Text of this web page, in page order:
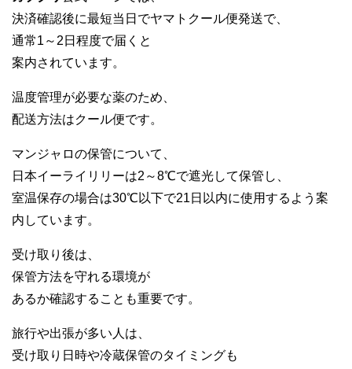
決済確認後に最短当日でヤマトクール便発送で、
通常1～2日程度で届くと
案内されています。
温度管理が必要な薬のため、
配送方法はクール便です。
マンジャロの保管について、
日本イーライリリーは2～8℃で遮光して保管し、
室温保存の場合は30℃以下で21日以内に使用するよう案
内しています。
受け取り後は、
保管方法を守れる環境が
あるか確認することも重要です。
旅行や出張が多い人は、
受け取り日時や冷蔵保管のタイミングも